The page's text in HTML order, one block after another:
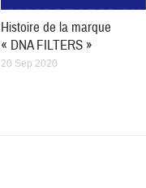
Histoire de la marque
« DNA FILTERS »
20 Sep 2020